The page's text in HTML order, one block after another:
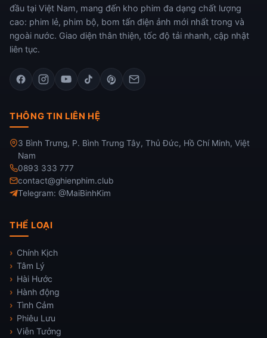
đầu tại Việt Nam, mang đến kho phim đa dạng chất lượng
cao: phim lẻ, phim bộ, bom tấn điện ảnh mới nhất trong và
ngoài nước. Giao diện thân thiện, tốc độ tải nhanh, cập nhật
liên tục.
THÔNG TIN LIÊN HỆ
3 Bình Trưng, P. Bình Trưng Tây, Thủ Đức, Hồ Chí Minh, Việt
Nam
0893 333 777
contact@ghienphim.club
Telegram: @MaiBinhKim
THỂ LOẠI
Chính Kịch
Tâm Lý
Hài Hước
Hành động
Tình Cảm
Phiêu Lưu
Viễn Tưởng